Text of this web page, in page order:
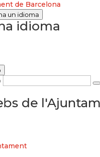
un idioma
idioma
de